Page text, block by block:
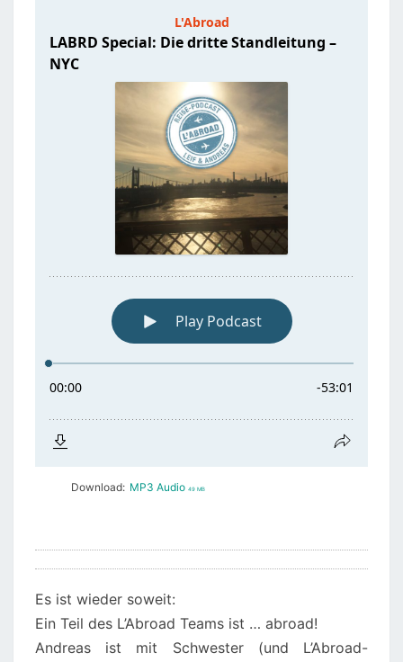
–
NYC
Download: MP3 Audio 49 MB
Es ist wieder soweit:
Ein Teil des L’Abroad Teams ist … abroad!
Andreas ist mit Schwester (und L’Abroad-